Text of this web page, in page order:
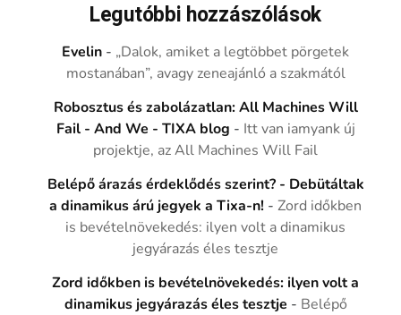
Legutóbbi hozzászólások
Evelin - „Dalok, amiket a legtöbbet pörgetek
mostanában”, avagy zeneajánló a szakmától
Robosztus és zabolázatlan: All Machines Will
Fail - And We - TIXA blog - Itt van iamyank új
projektje, az All Machines Will Fail
Belépő árazás érdeklődés szerint? - Debütáltak
a dinamikus árú jegyek a Tixa-n! -Zord időkben
is bevételnövekedés: ilyen volt a dinamikus
jegyárazás éles tesztje
Zord időkben is bevételnövekedés: ilyen volt a
dinamikus jegyárazás éles tesztje - Belépő